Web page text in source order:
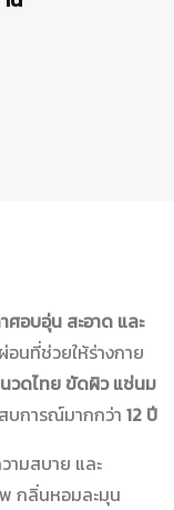
อบอุ่น สะอาด และ
นที่ช่วยให้ร่างกาย
วดไทย ขัดผิว แช่นม
บการณ์มากกว่า 12 ปี
ามสบาย และ
กลิ่นหอมละมุน